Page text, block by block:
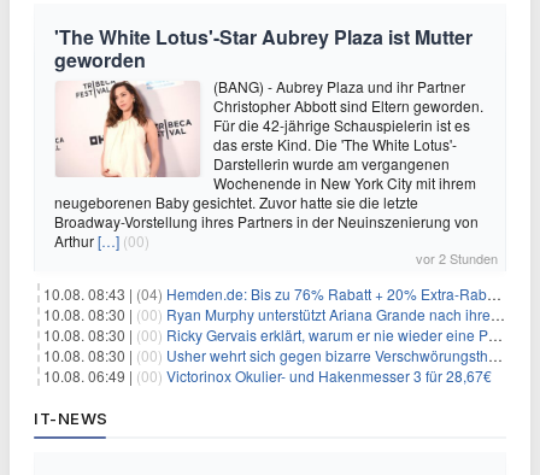
'The White Lotus'-Star Aubrey Plaza ist Mutter
geworden
(BANG) - Aubrey Plaza und ihr Partner
Christopher Abbott sind Eltern geworden.
Für die 42-jährige Schauspielerin ist es
das erste Kind. Die 'The White Lotus'-
Darstellerin wurde am vergangenen
Wochenende in New York City mit ihrem
neugeborenen Baby gesichtet. Zuvor hatte sie die letzte
Broadway-Vorstellung ihres Partners in der Neuinszenierung von
Arthur[…] (00)
vor 2 Stunden
10.08. 08:43 | (04) Hemden.de: Bis zu 76% Rabatt + 20% Extra-Rabatt auf ALLE Hemden
10.08. 08:30 | (00) Ryan Murphy unterstützt Ariana Grande nach ihrem Ausstieg bei 'American Horror Story'
10.08. 08:30 | (00) Ricky Gervais erklärt, warum er nie wieder eine Preisverleihung moderieren will
10.08. 08:30 | (00) Usher wehrt sich gegen bizarre Verschwörungstheorie über angeblichen 'Klon'
10.08. 06:49 | (00) Victorinox Okulier- und Hakenmesser 3 für 28,67€
IT-NEWS